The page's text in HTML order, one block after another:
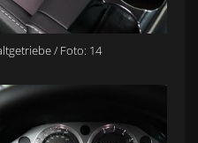
/ Foto: 14